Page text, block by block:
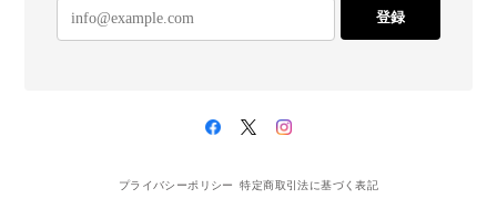
登録
プライバシーポリシー 特定商取引法に基づく表記